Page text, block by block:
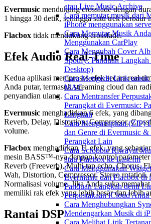
atau Live Music Archive
Cara memutar musik dari
iPhone menggunakan
Cara Memutar Musik
Menggunakan CarPlay
Cara Mengubah Cover
Spotify: Panduan
Desktop)
Cara Mengedit Lirik
MAC
Cara Mentransfer
Perangkat di Evermusic:
Langkah
Cara Mengarsipkan (ZIP)
dan Genre di Evermusic
Perangkat Lain
Cara Scrobble Riwayat
atau Flacbox ke Last.fm
Cara Menggunakan
Evermusic dan Flacbox di
Panduan Langkah demi
Perpustakaan iCloud
Cara Menghubungkan
Mendengarkan Musik di
Cara Melihat Lirik
Evermusic mendukung crossfade dengan
1 hingga 30 detik, sehingga satu trek berbaur
Flacbox tidak mendukung crossfade.
Efek Audio Real-Time
Kedua aplikasi memproses efek secara real-
Anda putar, termasuk streaming cloud dan
penyandian ulang.
Evermusic menghadirkan 6 efek, yang
Reverb, Delay, Distortion, Compressor,
volume.
Flacbox menghadirkan 11 efek, yang
mesin BASS™-nya dengan kontrol parameter
Reverb (Freeverb), Multi-tap echo, Chorus,
Wah, Distortion, Compressor, Stereo rotation,
Normalisasi volume. Jika Anda suka
memiliki rak efek yang lebih besar dan lebih
Rantai DSP